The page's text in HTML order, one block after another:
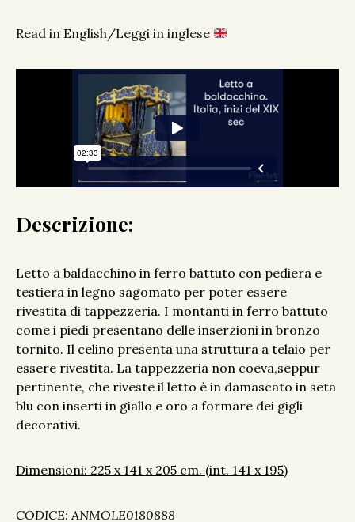
Read in English/Leggi in inglese
Descrizione:
Letto a baldacchino in ferro battuto con pediera e
testiera in legno sagomato per poter essere
rivestita di tappezzeria. I montanti in ferro battuto
come i piedi presentano delle inserzioni in bronzo
tornito. Il celino presenta una struttura a telaio per
essere rivestita. La tappezzeria non coeva,seppur
pertinente, che riveste il letto è in damascato in seta
blu con inserti in giallo e oro a formare dei gigli
decorativi.
Dimensioni: 225 x 141 x 205 cm. (int. 141 x 195)
CODICE: ANMOLE0180888